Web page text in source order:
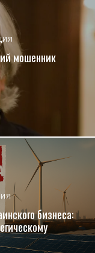
мошенник
бизнеса: